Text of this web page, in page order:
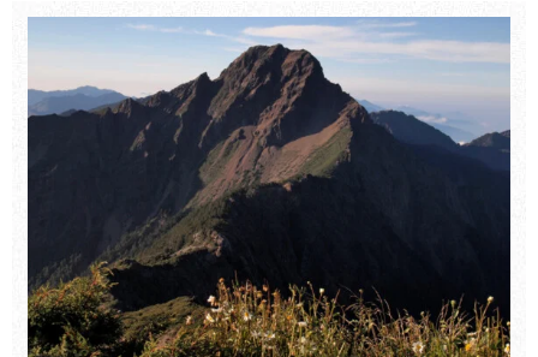
5
範
圍：
NT$32,800
到
NT$38,800